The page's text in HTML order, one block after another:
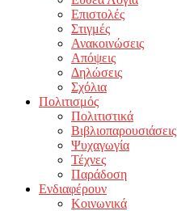
Επιστολές
Στιγμές
Ανακοινώσεις
Απόψεις
Δηλώσεις
Σχόλια
Πολιτισμός
Πολιτιστικά
Βιβλιοπαρουσιάσεις
Ψυχαγωγία
Τέχνες
Παράδοση
Ενδιαφέρουν
Κοινωνικά